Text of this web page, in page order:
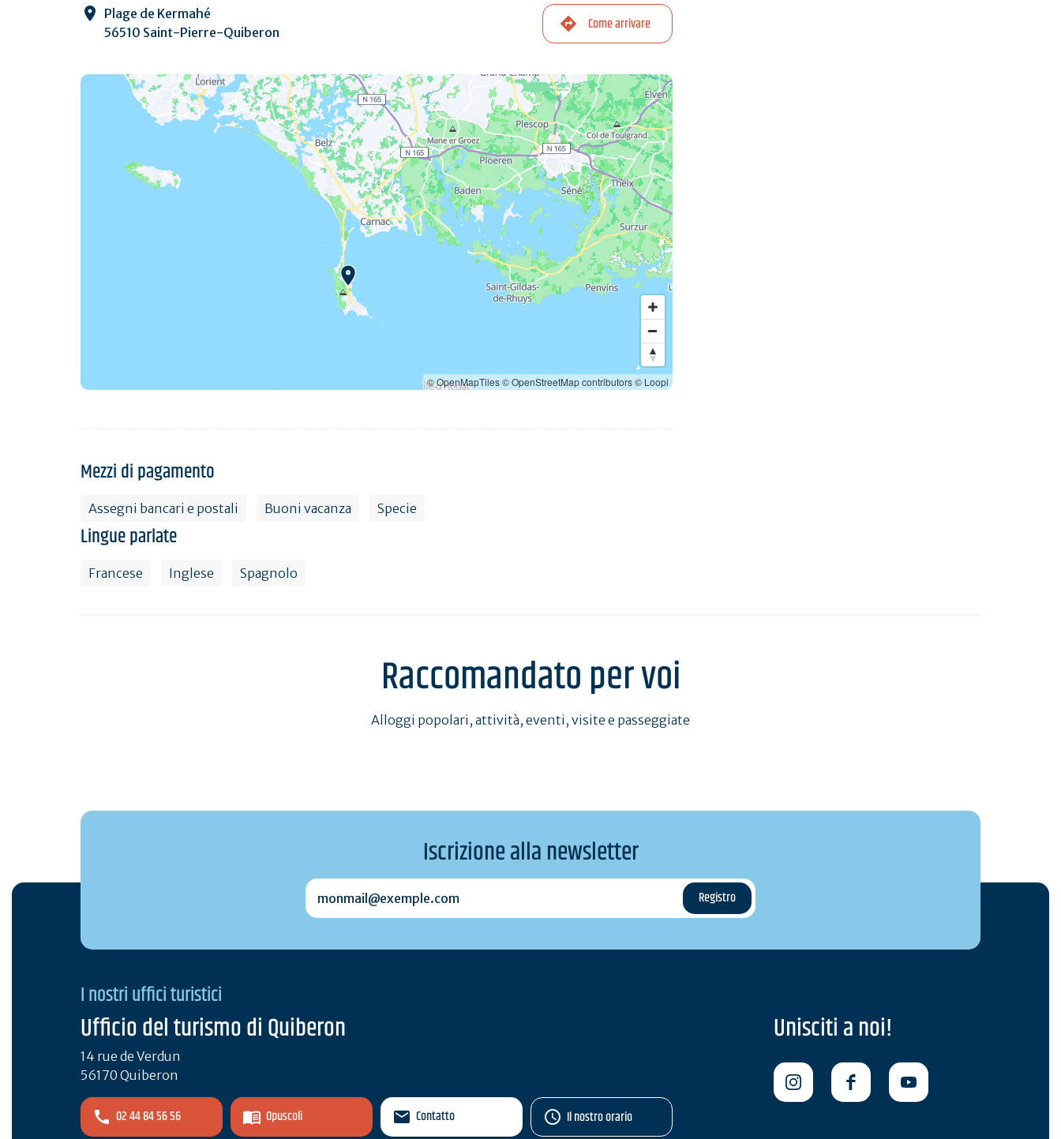
Plage de Kermahé
56510 Saint-Pierre-Quiberon
Come arrivare
© OpenMapTiles© OpenStreetMap contributors© Loopi
Mezzi di pagamento
Assegni bancari e postali Buoni vacanza Specie
Lingue parlate
Francese Inglese Spagnolo
Raccomandato per voi
Alloggi popolari, attività, eventi, visite e passeggiate
Iscrizione alla newsletter
monmail@exemple.com
I nostri uffici turistici
Ufficio del turismo di Quiberon
14 rue de Verdun
56170 Quiberon
02 44 84 56 56 Opuscoli Contatto Il nostro orario
Unisciti a noi!